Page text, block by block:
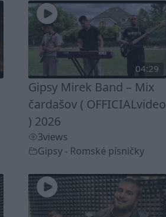
04:29
Gipsy Mirek Band – Mix
čardašov ( OFFICIALvideo
) 2026
3views
Gipsy - Romské písničky